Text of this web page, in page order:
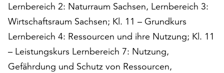
Lernbereich 2: Naturraum Sachsen, Lernbereich 3:
Wirtschaftsraum Sachsen; Kl. 11 – Grundkurs
Lernbereich 4: Ressourcen und ihre Nutzung; Kl. 11
– Leistungskurs Lernbereich 7: Nutzung,
Gefährdung und Schutz von Ressourcen,